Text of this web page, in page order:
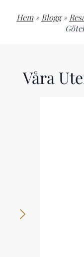
Hem » Blogg »
Våra